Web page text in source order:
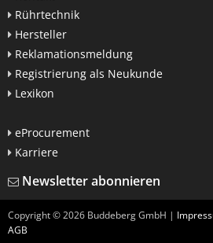
Rührtechnik
Hersteller
Reklamationsmeldung
Registrierung als Neukunde
Lexikon
eProcurement
Karriere
Newsletter abonnieren
Copyright ©2026 Buddeberg GmbH |
AGB